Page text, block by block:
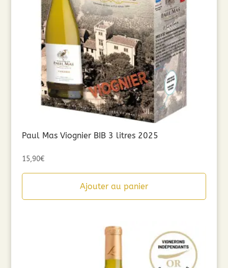
Paul Mas Viognier BIB 3 litres 2025
15,90€
Ajouter au panier